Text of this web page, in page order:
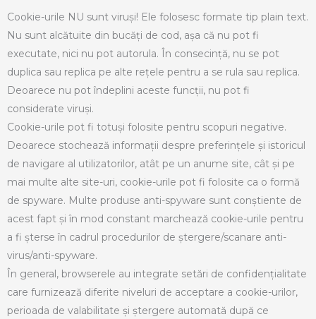
Cookie-urile NU sunt viruși! Ele folosesc formate tip plain text.
Nu sunt alcătuite din bucăți de cod, așa că nu pot fi
executate, nici nu pot autorula. În consecință, nu se pot
duplica sau replica pe alte rețele pentru a se rula sau replica.
Deoarece nu pot îndeplini aceste funcții, nu pot fi
considerate viruși.
Cookie-urile pot fi totuși folosite pentru scopuri negative.
Deoarece stochează informații despre preferințele și istoricul
de navigare al utilizatorilor, atât pe un anume site, cât și pe
mai multe alte site-uri, cookie-urile pot fi folosite ca o formă
de spyware. Multe produse anti-spyware sunt conștiente de
acest fapt și în mod constant marchează cookie-urile pentru
a fi șterse în cadrul procedurilor de ștergere/scanare anti-
virus/anti-spyware.
În general, browserele au integrate setări de confidențialitate
care furnizează diferite niveluri de acceptare a cookie-urilor,
perioada de valabilitate și ștergere automată după ce